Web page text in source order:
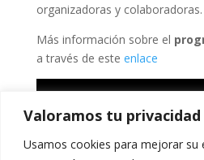
Valoramos tu privacidad
Usamos cookies para mejorar su
organizadoras y colaboradoras.
Más información sobre el
a través de este enlace